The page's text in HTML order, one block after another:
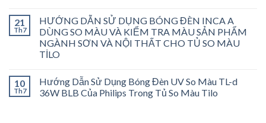
21
Th7
HƯỚNG DẪN SỬ DỤNG BÓNG ĐÈN INCA A
DÙNG SO MÀU VÀ KIỂM TRA MÀU SẢN PHẨM
NGÀNH SƠN VÀ NỘI THẤT CHO TỦ SO MÀU
TİLO
10
Th7
Hướng Dẫn Sử Dụng Bóng Đèn UV So Màu TL-d
36W BLB Của Philips Trong Tủ So Màu Tilo